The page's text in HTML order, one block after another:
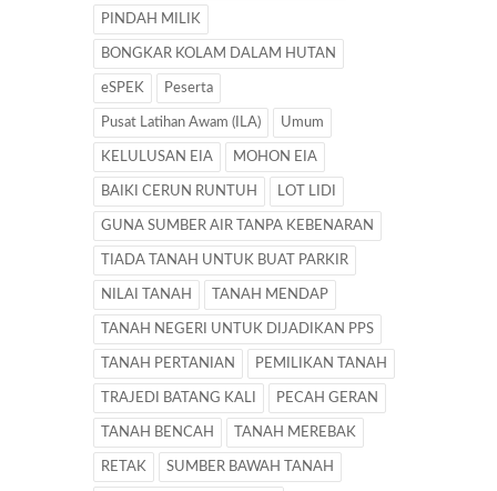
PINDAH MILIK
BONGKAR KOLAM DALAM HUTAN
eSPEK Peserta
Pusat Latihan Awam (ILA) Umum
KELULUSAN EIA MOHON EIA
BAIKI CERUN RUNTUH LOT LIDI
GUNA SUMBER AIR TANPA KEBENARAN
TIADA TANAH UNTUK BUAT PARKIR
NILAI TANAH TANAH MENDAP
TANAH NEGERI UNTUK DIJADIKAN PPS
TANAH PERTANIAN PEMILIKAN TANAH
TRAJEDI BATANG KALI PECAH GERAN
TANAH BENCAH TANAH MEREBAK
RETAK SUMBER BAWAH TANAH